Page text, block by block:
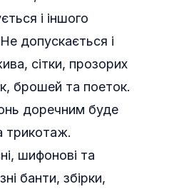
і іншого
допускається і
сітки, прозорих
брошей та поеток.
доречним буде
трикотаж.
шифонові та
банти, збірки,